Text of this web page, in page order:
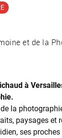
et de la
à
la
paysages et
ses